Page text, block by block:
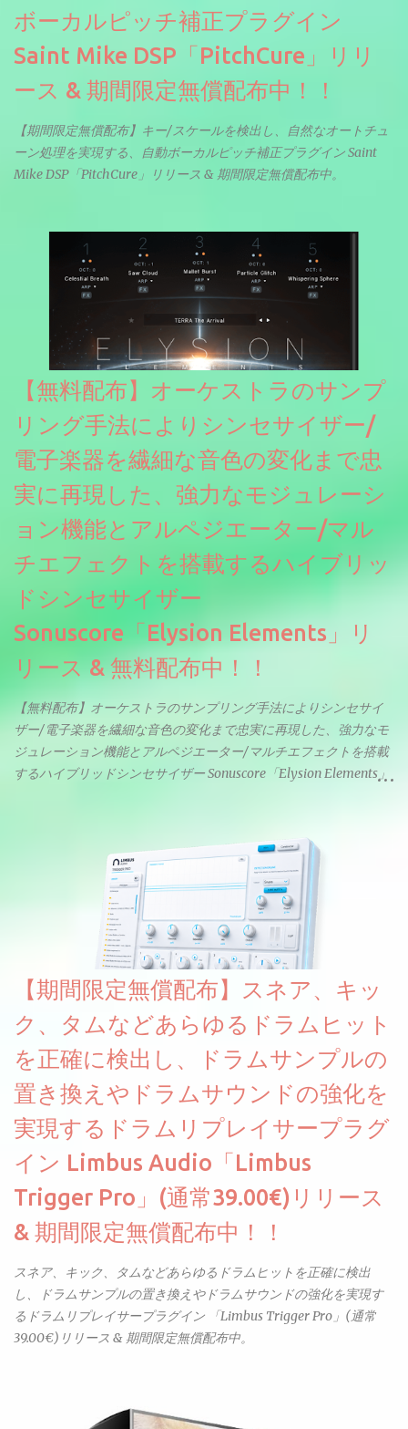
ボーカルピッチ補正プラグイン
Saint Mike DSP「PitchCure」リリ
ース & 期間限定無償配布中！！
【期間限定無償配布】キー/スケールを検出し、自然なオートチュ
ーン処理を実現する、自動ボーカルピッチ補正プラグイン Saint
Mike DSP「PitchCure」リリース & 期間限定無償配布中。
【無料配布】オーケストラのサンプ
リング手法によりシンセサイザー/
電子楽器を繊細な音色の変化まで忠
実に再現した、強力なモジュレーシ
ョン機能とアルペジエーター/マル
チエフェクトを搭載するハイブリッ
ドシンセサイザー
Sonuscore「Elysion Elements」リ
リース & 無料配布中！！
【無料配布】オーケストラのサンプリング手法によりシンセサイ
ザー/電子楽器を繊細な音色の変化まで忠実に再現した、強力なモ
ジュレーション機能とアルペジエーター/マルチエフェクトを搭載
するハイブリッドシンセサイザー Sonuscore「Elysion Elements」
えるようになっています。総容量も7GBを超えます。複数の設定に
より音色が作りこまれているため、あらかじめアルペジオがプロ
グラムされているプリセットも多いですが、アルペジオを切るこ
とももちろんできます。 ほとんどのシンセライブラリは、音を一
度サンプリングしてベロシティで音量を調整します。 しかし、
ELYSIONは違います。ビンテージシンセを含む様々な音源から、
複数のベロシティレイヤーにわたって録音し、各レイヤーを整形
することで、弱く演奏した場合と強く演奏した場合で、全く異な
る音色が得られます。単に音量を変えただけの同じ音ではありま
せん。
【期間限定無償配布】スネア、キッ
ク、タムなどあらゆるドラムヒット
を正確に検出し、ドラムサンプルの
置き換えやドラムサウンドの強化を
実現するドラムリプレイサープラグ
イン Limbus Audio「Limbus
Trigger Pro」(通常39.00€)リリース
& 期間限定無償配布中！！
スネア、キック、タムなどあらゆるドラムヒットを正確に検出
し、ドラムサンプルの置き換えやドラムサウンドの強化を実現す
るドラムリプレイサープラグイン 「Limbus Trigger Pro」(通常
39.00€)リリース & 期間限定無償配布中。